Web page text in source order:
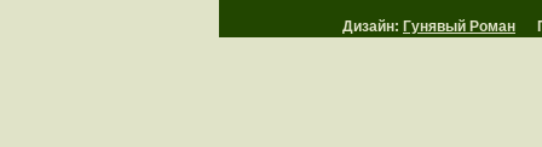
Дизайн: Гунявый Роман